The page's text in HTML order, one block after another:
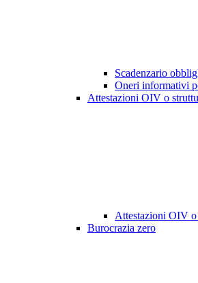
Scadenzario
Oneri informativi
Attestazioni OIV o
Attestazioni OIV o
Burocrazia zero